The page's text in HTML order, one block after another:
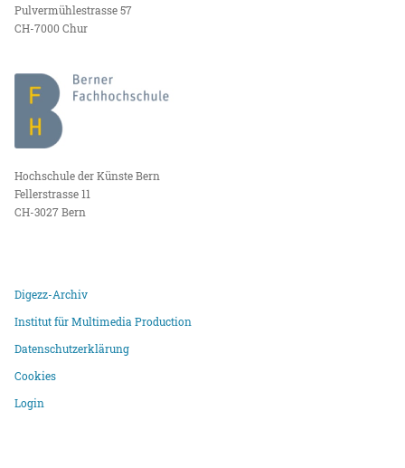
Pulvermühlestrasse 57
CH-7000 Chur
Hochschule der Künste Bern
Fellerstrasse 11
CH-3027 Bern
Digezz-Archiv
Institut für Multimedia Production
Datenschutzerklärung
Cookies
Login